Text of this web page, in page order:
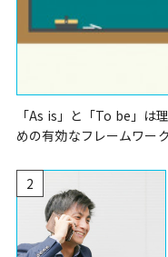
「As is」と「To be」は
めの有効なフレームワー
2